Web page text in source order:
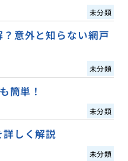
未分類
意外と知らない網戸
未分類
簡単！
未分類
しく解説
未分類